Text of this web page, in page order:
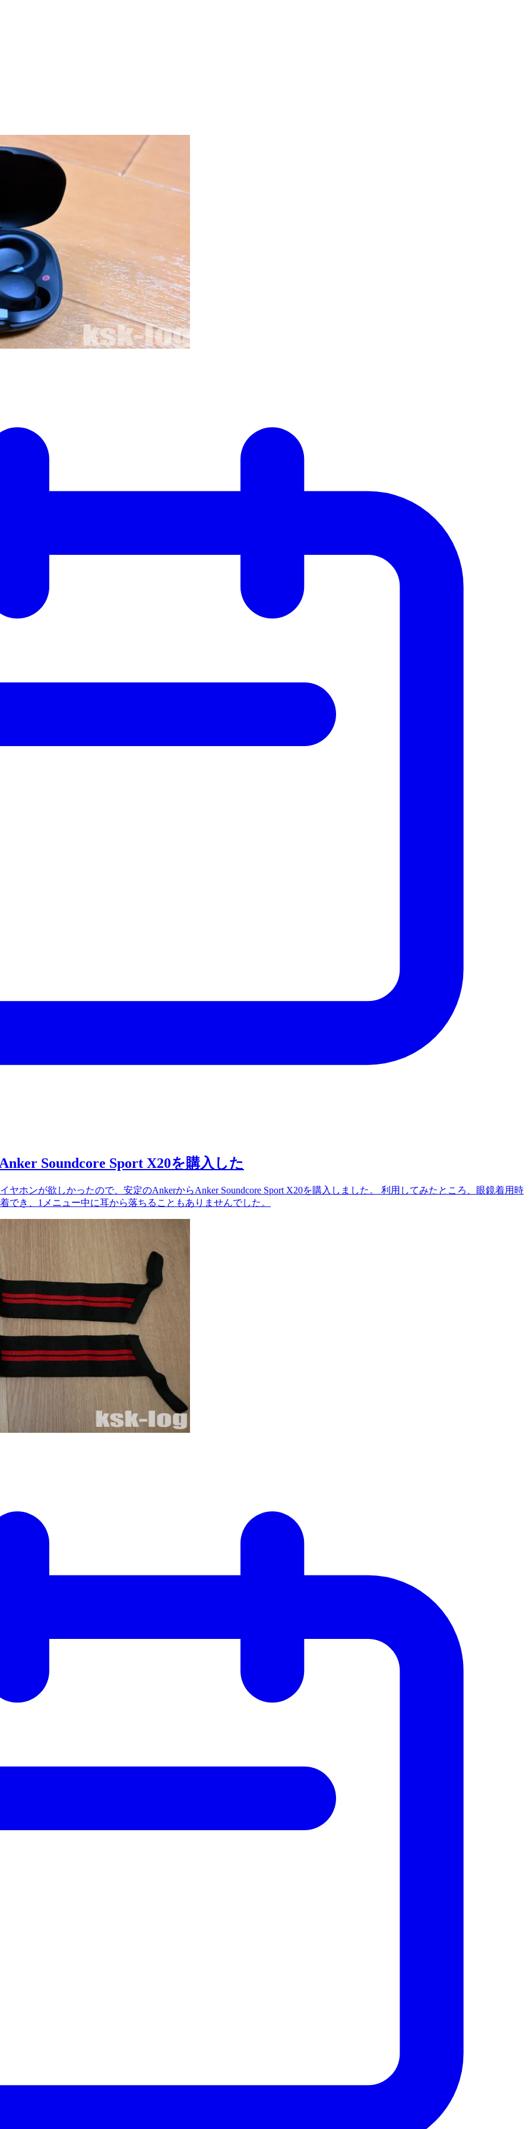
Soundcore Sport X20を購入した
ホンが欲しかったので、安定のAnkerからAnker Soundcore Sport X20を購入しました。 利用してみたところ、眼鏡着用時
き、1メニュー中に耳から落ちることもありませんでした。